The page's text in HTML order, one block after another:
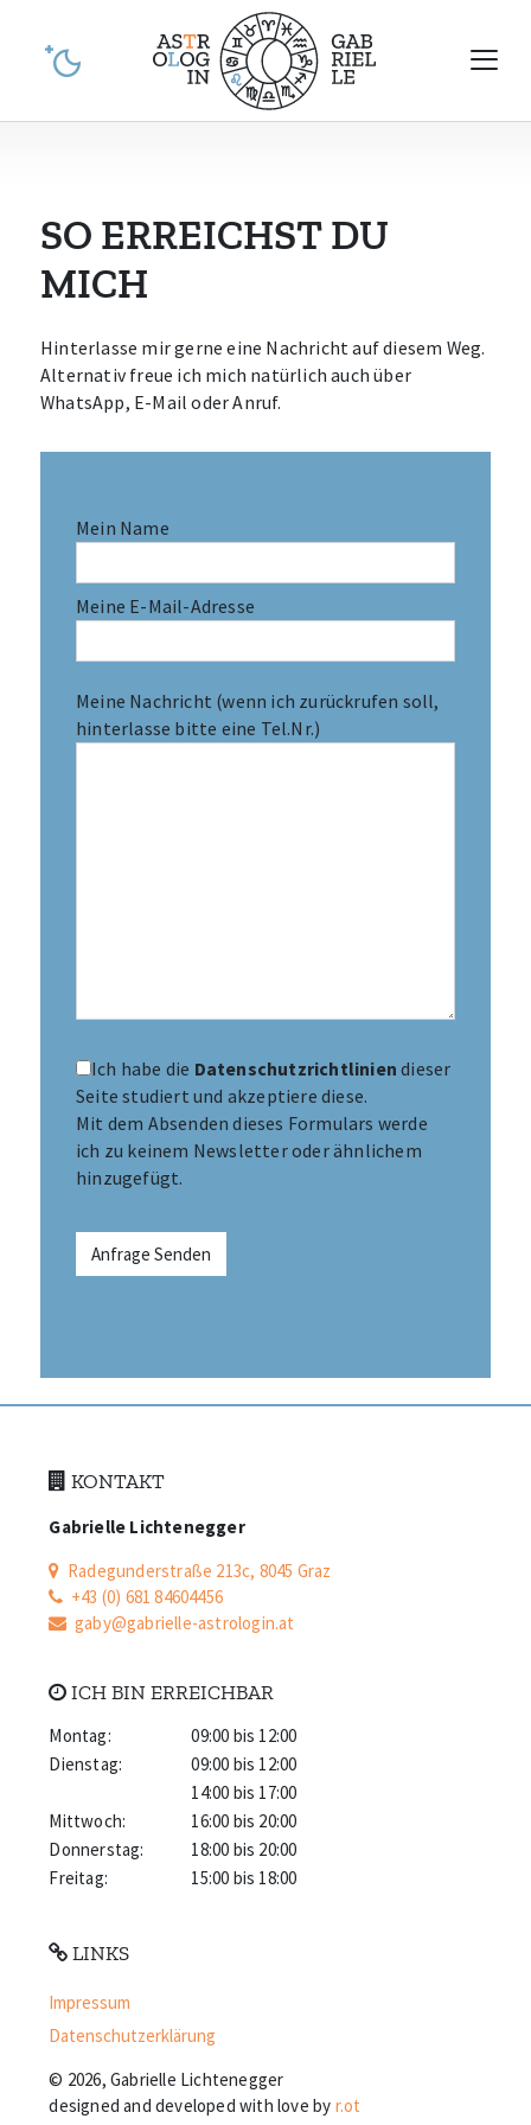
content
Horoskopen
SO ERREICHST DU
MICH
Hinterlasse mir gerne eine Nachricht auf diesem Weg.
Alternativ freue ich mich natürlich auch über
WhatsApp, E-Mail oder Anruf.
Mein Name
Meine E-Mail-Adresse
Meine Nachricht (wenn ich zurückrufen soll,
hinterlasse bitte eine Tel.Nr.)
Ich habe die Datenschutz­richtlinien dieser
Seite studiert und akzeptiere diese.
Mit dem Absenden dieses Formulars werde
ich zu keinem Newsletter oder ähnlichem
hinzugefügt.
Alternative:
KONTAKT
Gabrielle Lichtenegger
Radegunderstraße 213c, 8045 Graz
+43 (0) 681 84604456
gaby@gabrielle-astrologin.at
ICH BIN ERREICHBAR
Montag:
09:00 bis 12:00
Dienstag:
09:00 bis 12:00
14:00 bis 17:00
Mittwoch:
16:00 bis 20:00
Donnerstag:
18:00 bis 20:00
Freitag:
15:00 bis 18:00
LINKS
Impressum
Datenschutz­erklärung
© 2026, Gabrielle Lichtenegger
designed and developed with love by r.ot